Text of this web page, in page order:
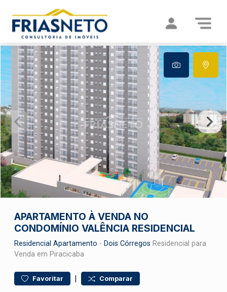
APARTAMENTO À VENDA NO
CONDOMÍNIO VALÊNCIA RESIDENCIAL
Residencial Apartamento - Dois Córregos Residencial para
Venda em Piracicaba
Favoritar | Comparar